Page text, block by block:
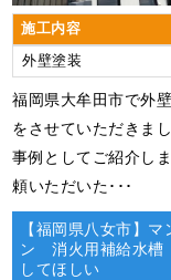
施工内容
外壁塗装
福岡県大牟田市で外
をさせていただきまし
事例としてご紹介し
頼いただいた･･･
【福岡県八女市】マ
ン 消火用補給水
してほしい